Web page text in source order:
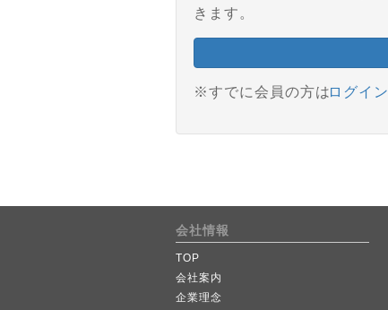
きます。
※すでに会員の方はログイン
会社情報
TOP
会社案内
企業理念